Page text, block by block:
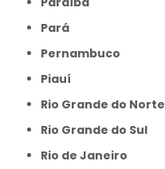
Pará
Pernambuco
Piauí
Rio Grande do Norte
Rio Grande do Sul
Rio de Janeiro